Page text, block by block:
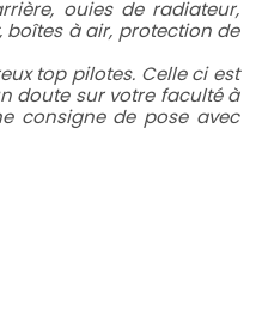
ouies de radiateur,
à air, protection de
top pilotes. Celle ci est
doute sur votre faculté à
consigne de pose avec